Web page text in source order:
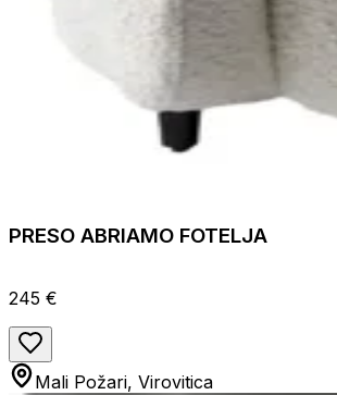
PRESO ABRIAMO FOTELJA
245 €
Mali Požari, Virovitica